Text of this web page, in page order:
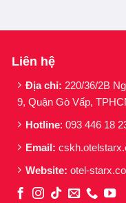
PHILLEXlà thế
Nhờ công nghệ
cao.
sản
Nhờ vào công
Matrix, mà còn
Liên hệ
Địa chỉ: 220/36/2B
9, Quận Gò Vấp,
Hotline: 093 446 18
Email:
Website: otel-